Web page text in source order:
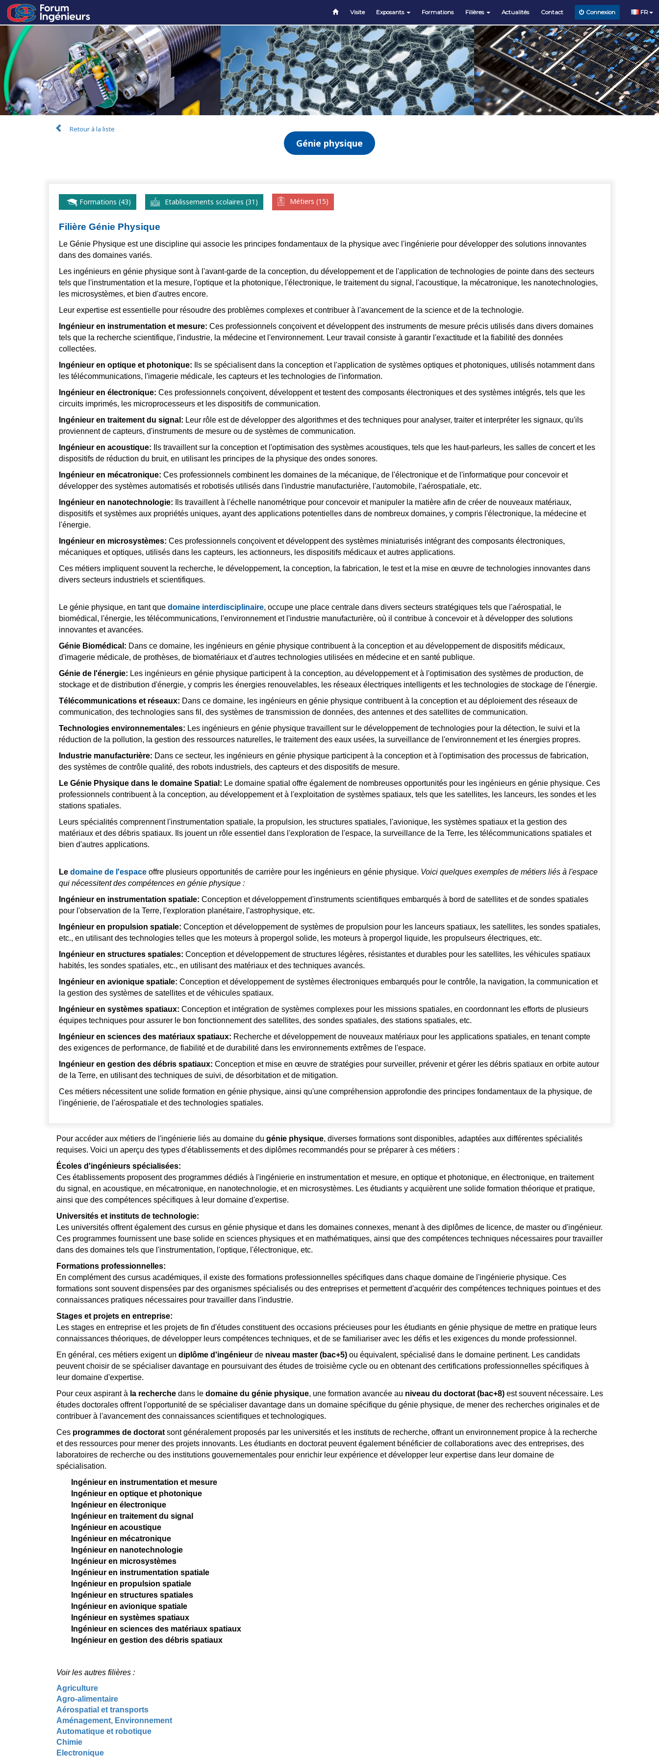
Visite Exposants Formations Filières Actualités Contact Connexion FR
Retour à la liste
Génie physique
Formations (43) Etablissements scolaires (31) Métiers (15)
Filière Génie Physique
Le Génie Physique est une discipline qui associe les principes fondamentaux de la physique avec l'ingénierie pour développer des solutions innovantes
dans des domaines variés.
Les ingénieurs en génie physique sont à l'avant-garde de la conception, du développement et de l'application de technologies de pointe dans des secteurs
tels que l'instrumentation et la mesure, l'optique et la photonique, l'électronique, le traitement du signal, l'acoustique, la mécatronique, les nanotechnologies,
les microsystèmes, et bien d'autres encore.
Leur expertise est essentielle pour résoudre des problèmes complexes et contribuer à l'avancement de la science et de la technologie.
Ingénieur en instrumentation et mesure: Ces professionnels conçoivent et développent des instruments de mesure précis utilisés dans divers domaines
tels que la recherche scientifique, l'industrie, la médecine et l'environnement. Leur travail consiste à garantir l'exactitude et la fiabilité des données
collectées.
Ingénieur en optique et photonique: Ils se spécialisent dans la conception et l'application de systèmes optiques et photoniques, utilisés notamment dans
les télécommunications, l'imagerie médicale, les capteurs et les technologies de l'information.
Ingénieur en électronique: Ces professionnels conçoivent, développent et testent des composants électroniques et des systèmes intégrés, tels que les
circuits imprimés, les microprocesseurs et les dispositifs de communication.
Ingénieur en traitement du signal: Leur rôle est de développer des algorithmes et des techniques pour analyser, traiter et interpréter les signaux, qu'ils
proviennent de capteurs, d'instruments de mesure ou de systèmes de communication.
Ingénieur en acoustique:
Ils travaillent sur la conception et l'optimisation des systèmes acoustiques, tels que les haut-parleurs, les salles de concert et les
dispositifs de réduction du bruit, en utilisant les principes de la physique des ondes sonores.
Ingénieur en mécatronique: Ces professionnels combinent les domaines de la mécanique, de l'électronique et de l'informatique pour concevoir et
développer des systèmes automatisés et robotisés utilisés dans l'industrie manufacturière, l'automobile, l'aérospatiale, etc.
Ingénieur en nanotechnologie: Ils travaillent à l'échelle nanométrique pour concevoir et manipuler la matière afin de créer de nouveaux matériaux,
dispositifs et systèmes aux propriétés uniques, ayant des applications potentielles dans de nombreux domaines, y compris l'électronique, la médecine et
l'énergie.
Ingénieur en microsystèmes: Ces professionnels conçoivent et développent des systèmes miniaturisés intégrant des composants électroniques,
mécaniques et optiques, utilisés dans les capteurs, les actionneurs, les dispositifs médicaux et autres applications.
Ces métiers impliquent souvent la recherche, le développement, la conception, la fabrication, le test et la mise en œuvre de technologies innovantes dans
divers secteurs industriels et scientifiques.
Le génie physique, en tant que domaine interdisciplinaire, occupe une place centrale dans divers secteurs stratégiques tels que l'aérospatial, le
biomédical, l'énergie, les télécommunications, l'environnement et l'industrie manufacturière, où il contribue à concevoir et à développer des solutions
innovantes et avancées.
Génie Biomédical: Dans ce domaine, les ingénieurs en génie physique contribuent à la conception et au développement de dispositifs médicaux,
d'imagerie médicale, de prothèses, de biomatériaux et d'autres technologies utilisées en médecine et en santé publique.
Génie de l'énergie: Les ingénieurs en génie physique participent à la conception, au développement et à l'optimisation des systèmes de production, de
stockage et de distribution d'énergie, y compris les énergies renouvelables, les réseaux électriques intelligents et les technologies de stockage de l'énergie.
Télécommunications et réseaux: Dans ce domaine, les ingénieurs en génie physique contribuent à la conception et au déploiement des réseaux de
communication, des technologies sans fil, des systèmes de transmission de données, des antennes et des satellites de communication.
Technologies environnementales: Les ingénieurs en génie physique travaillent sur le développement de technologies pour la détection, le suivi et la
réduction de la pollution, la gestion des ressources naturelles, le traitement des eaux usées, la surveillance de l'environnement et les énergies propres.
Industrie manufacturière: Dans ce secteur, les ingénieurs en génie physique participent à la conception et à l'optimisation des processus de fabrication,
des systèmes de contrôle qualité, des robots industriels, des capteurs et des dispositifs de mesure.
Le Génie Physique dans le domaine Spatial: Le domaine spatial offre également de nombreuses opportunités pour les ingénieurs en génie physique. Ces
professionnels contribuent à la conception, au développement et à l'exploitation de systèmes spatiaux, tels que les satellites, les lanceurs, les sondes et les
stations spatiales.
Leurs spécialités comprennent l'instrumentation spatiale, la propulsion, les structures spatiales, l'avionique, les systèmes spatiaux et la gestion des
matériaux et des débris spatiaux. Ils jouent un rôle essentiel dans l'exploration de l'espace, la surveillance de la Terre, les télécommunications spatiales et
bien d'autres applications.
Le domaine de l'espace offre plusieurs opportunités de carrière pour les ingénieurs en génie physique. Voici quelques exemples de métiers liés à l'espace
qui nécessitent des compétences en génie physique :
Ingénieur en instrumentation spatiale: Conception et développement d'instruments scientifiques embarqués à bord de satellites et de sondes spatiales
pour l'observation de la Terre, l'exploration planétaire, l'astrophysique, etc.
Ingénieur en propulsion spatiale: Conception et développement de systèmes de propulsion pour les lanceurs spatiaux, les satellites, les sondes spatiales,
etc., en utilisant des technologies telles que les moteurs à propergol solide, les moteurs à propergol liquide, les propulseurs électriques, etc.
Ingénieur en structures spatiales: Conception et développement de structures légères, résistantes et durables pour les satellites, les véhicules spatiaux
habités, les sondes spatiales, etc., en utilisant des matériaux et des techniques avancés.
Ingénieur en avionique spatiale: Conception et développement de systèmes électroniques embarqués pour le contrôle, la navigation, la communication et
la gestion des systèmes de satellites et de véhicules spatiaux.
Ingénieur en systèmes spatiaux: Conception et intégration de systèmes complexes pour les missions spatiales, en coordonnant les efforts de plusieurs
équipes techniques pour assurer le bon fonctionnement des satellites, des sondes spatiales, des stations spatiales, etc.
Ingénieur en sciences des matériaux spatiaux: Recherche et développement de nouveaux matériaux pour les applications spatiales, en tenant compte
des exigences de performance, de fiabilité et de durabilité dans les environnements extrêmes de l'espace.
Ingénieur en gestion des débris spatiaux: Conception et mise en œuvre de stratégies pour surveiller, prévenir et gérer les débris spatiaux en orbite autour
de la Terre, en utilisant des techniques de suivi, de désorbitation et de mitigation.
Ces métiers nécessitent une solide formation en génie physique, ainsi qu'une compréhension approfondie des principes fondamentaux de la physique, de
l'ingénierie, de l'aérospatiale et des technologies spatiales.
Pour accéder aux métiers de l'ingénierie liés au domaine du génie physique, diverses formations sont disponibles, adaptées aux différentes spécialités
requises. Voici un aperçu des types d'établissements et des diplômes recommandés pour se préparer à ces métiers :
Écoles d'ingénieurs spécialisées:
Ces établissements proposent des programmes dédiés à l'ingénierie en instrumentation et mesure, en optique et photonique, en électronique, en traitement
du signal, en acoustique, en mécatronique, en nanotechnologie, et en microsystèmes. Les étudiants y acquièrent une solide formation théorique et pratique,
ainsi que des compétences spécifiques à leur domaine d'expertise.
Universités et instituts de technologie:
Les universités offrent également des cursus en génie physique et dans les domaines connexes, menant à des diplômes de licence, de master ou d'ingénieur.
Ces programmes fournissent une base solide en sciences physiques et en mathématiques, ainsi que des compétences techniques nécessaires pour travailler
dans des domaines tels que l'instrumentation, l'optique, l'électronique, etc.
Formations professionnelles:
En complément des cursus académiques, il existe des formations professionnelles spécifiques dans chaque domaine de l'ingénierie physique. Ces
formations sont souvent dispensées par des organismes spécialisés ou des entreprises et permettent d'acquérir des compétences techniques pointues et des
connaissances pratiques nécessaires pour travailler dans l'industrie.
Stages et projets en entreprise:
Les stages en entreprise et les projets de fin d'études constituent des occasions précieuses pour les étudiants en génie physique de mettre en pratique leurs
connaissances théoriques, de développer leurs compétences techniques, et de se familiariser avec les défis et les exigences du monde professionnel.
En général, ces métiers exigent un diplôme d'ingénieurde niveau master (bac+5)ou équivalent, spécialisé dans le domaine pertinent. Les candidats
peuvent choisir de se spécialiser davantage en poursuivant des études de troisième cycle ou en obtenant des certifications professionnelles spécifiques à
leur domaine d'expertise.
Pour ceux aspirant à la recherchedans le domaine du génie physique, une formation avancée au niveau du doctorat (bac+8)est souvent nécessaire. Les
études doctorales offrent l'opportunité de se spécialiser davantage dans un domaine spécifique du génie physique, de mener des recherches originales et de
contribuer à l'avancement des connaissances scientifiques et technologiques.
Ces programmes de doctorat sont généralement proposés par les universités et les instituts de recherche, offrant un environnement propice à la recherche
et des ressources pour mener des projets innovants. Les étudiants en doctorat peuvent également bénéficier de collaborations avec des entreprises, des
laboratoires de recherche ou des institutions gouvernementales pour enrichir leur expérience et développer leur expertise dans leur domaine de
spécialisation.
Ingénieur en instrumentation et mesure
Ingénieur en optique et photonique
Ingénieur en électronique
Ingénieur en traitement du signal
Ingénieur en acoustique
Ingénieur en mécatronique
Ingénieur en nanotechnologie
Ingénieur en microsystèmes
Ingénieur en instrumentation spatiale
Ingénieur en propulsion spatiale
Ingénieur en structures spatiales
Ingénieur en avionique spatiale
Ingénieur en systèmes spatiaux
Ingénieur en sciences des matériaux spatiaux
Ingénieur en gestion des débris spatiaux
Voir les autres filières :
Agriculture
Agro-alimentaire
Aérospatial et transports
Aménagement, Environnement
Automatique et robotique
Chimie
Electronique